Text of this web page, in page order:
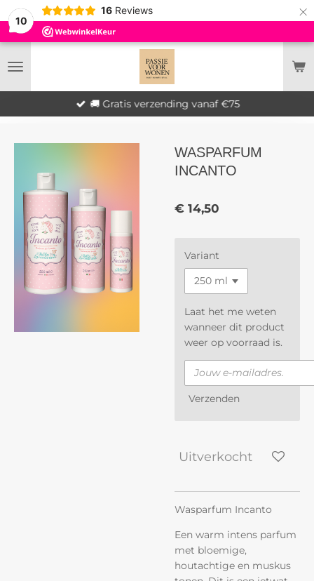
10
16 Reviews ×
🚚 Gratis verzending vanaf €75
WASPARFUM
INCANTO
€ 14,50
Variant
Laat het me weten
wanneer dit product
weer op voorraad is.
Verzenden
Uitverkocht
Wasparfum Incanto
Een warm intens parfum
met bloemige,
houtachtige en muskus